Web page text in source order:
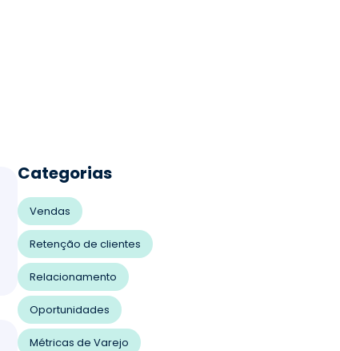
Categorias
Vendas
Retenção de clientes
Relacionamento
Oportunidades
Métricas de Varejo